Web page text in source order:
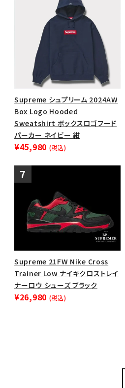
Supreme シュプリーム 2024AW
Box Logo Hooded
Sweatshirt ボックスロゴフード
パーカー ネイビー 紺
¥45,980 (税込)
Supreme 21FW Nike Cross
Trainer Low ナイキクロストレイ
ナーロウ シューズ ブラック
¥26,980 (税込)